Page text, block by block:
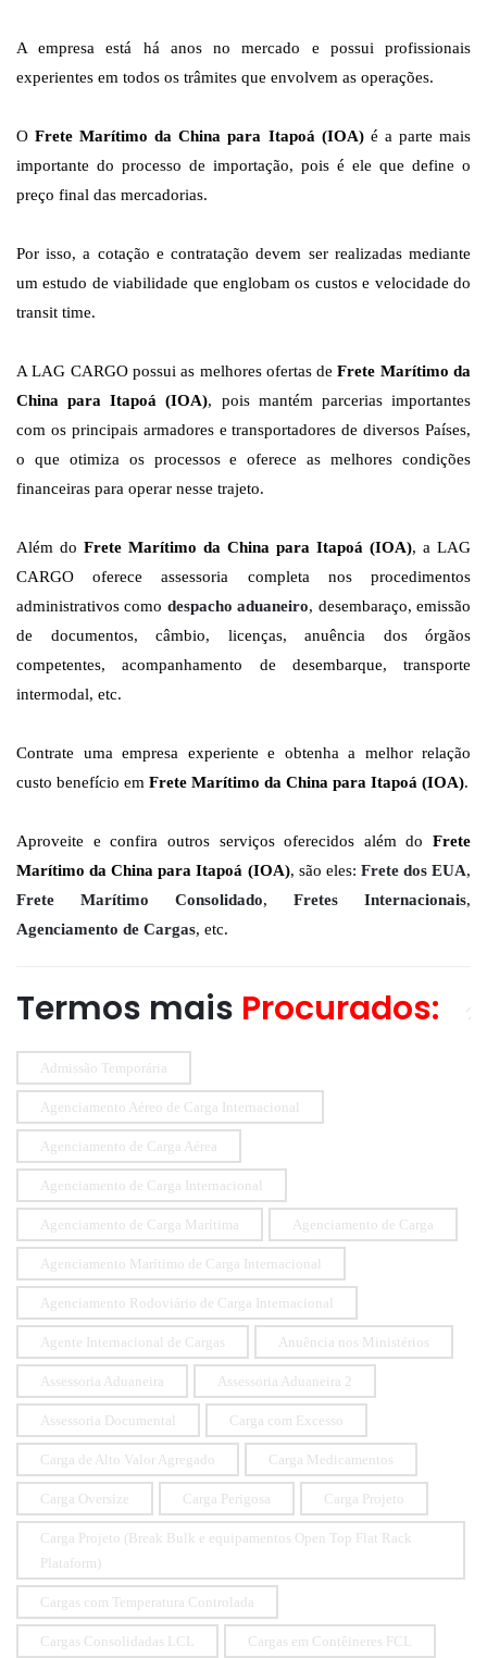
A empresa está há anos no mercado e possui profissionais
experientes em todos os trâmites que envolvem as operações.
OFrete Marítimo da China para Itapoá (IOA)é a parte mais
importante do processo de importação, pois é ele que define o
preço final das mercadorias.
Por isso, a cotação e contratação devem ser realizadas mediante
um estudo de viabilidade que englobam os custos e velocidade do
transit time.
A LAG CARGO possui as melhores ofertas deFrete Marítimo da
China para Itapoá (IOA), pois mantém parcerias importantes
com os principais armadores e transportadores de diversos Países,
o que otimiza os processos e oferece as melhores condições
financeiras para operar nesse trajeto.
Além do Frete Marítimo da China para Itapoá (IOA), a LAG
CARGO oferece assessoria completa nos procedimentos
administrativos como despacho aduaneiro, desembaraço, emissão
de documentos, câmbio, licenças, anuência dos órgãos
competentes, acompanhamento de desembarque, transporte
intermodal, etc.
Contrate uma empresa experiente e obtenha a melhor relação
custo benefício em Frete Marítimo da China para Itapoá (IOA).
Aproveite e confira outros serviços oferecidos além do Frete
Marítimo da China para Itapoá (IOA), são eles: Frete dos EUA,
Frete Marítimo Consolidado, Fretes Internacionais,
Agenciamento de Cargas, etc.
Termos mais Procurados:
Admissão Temporária
Agenciamento Aéreo de Carga Internacional
Agenciamento de Carga Aérea
Agenciamento de Carga Internacional
Agenciamento de Carga Marítima Agenciamento de Carga
Agenciamento Marítimo de Carga Internacional
Agenciamento Rodoviário de Carga Internacional
Agente Internacional de Cargas Anuência nos Ministérios
Assessoria Aduaneira Assessoria Aduaneira 2
Assessoria Documental Carga com Excesso
Carga de Alto Valor Agregado Carga Medicamentos
Carga Oversize Carga Perigosa Carga Projeto
Carga Projeto (Break Bulk e equipamentos Open Top Flat Rack
Plataform)
Cargas com Temperatura Controlada
Cargas Consolidadas LCL Cargas em Contêineres FCL